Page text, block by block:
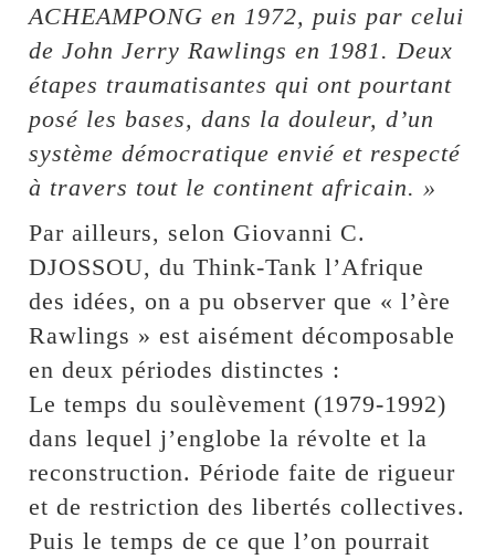
ACHEAMPONG en 1972, puis par celui
de John Jerry Rawlings en 1981. Deux
étapes traumatisantes qui ont pourtant
posé les bases, dans la douleur, d’un
système démocratique envié et respecté
à travers tout le continent africain. »
Par ailleurs, selon Giovanni C.
DJOSSOU, du Think-Tank l’Afrique
des idées, on a pu observer que « l’ère
Rawlings » est aisément décomposable
en deux périodes distinctes :
Le temps du soulèvement (1979-1992)
dans lequel j’englobe la révolte et la
reconstruction. Période faite de rigueur
et de restriction des libertés collectives.
Puis le temps de ce que l’on pourrait